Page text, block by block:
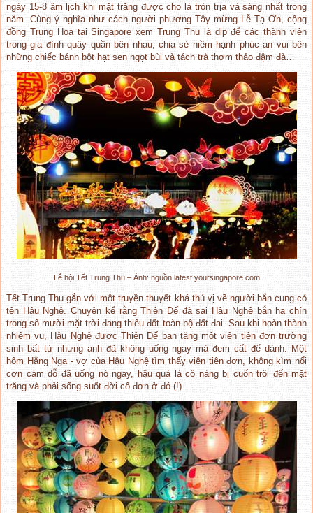
ngày 15-8 âm lịch khi mặt trăng được cho là tròn trịa và sáng nhất trong
năm. Cùng ý nghĩa như cách người phương Tây mừng Lễ Tạ Ơn, cộng
đồng Trung Hoa tại Singapore xem Trung Thu là dịp để các thành viên
trong gia đình quây quần bên nhau, chia sẻ niềm hạnh phúc an vui bên
những chiếc bánh bột hạt sen ngọt bùi và tách trà thơm thảo đậm đà…
Lễ hội Tết Trung Thu – Ảnh: nguồn latest.yoursingapore.com
Tết Trung Thu gắn với một truyền thuyết khá thú vị về người bắn cung có
tên Hậu Nghệ. Chuyện kể rằng Thiên Đế đã sai Hậu Nghệ bắn hạ chín
trong số mười mặt trời đang thiêu đốt toàn bộ đất đai. Sau khi hoàn thành
nhiệm vụ, Hậu Nghệ được Thiên Đế ban tặng một viên tiên đơn trường
sinh bất tử nhưng anh đã không uống ngay mà đem cất để dành. Một
hôm Hằng Nga - vợ của Hậu Nghệ tìm thấy viên tiên đơn, không kìm nổi
cơn cám dỗ đã uống nó ngay, hậu quả là cô nàng bị cuốn trôi đến mặt
trăng và phải sống suốt đời cô đơn ở đó (!).